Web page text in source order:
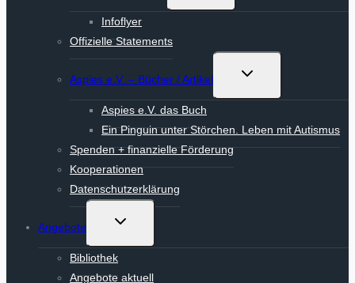
Infoflyer
Offizielle Statements
Aspies e.V. – Bücher / Artikel
Untermenü
Aspies e.V. das Buch
Ein Pinguin unter Störchen. Leben mit Autismus
Spenden + finanzielle Förderung
Kooperationen
Datenschutzerklärung
Angebote
Untermenü
Bibliothek
Angebote aktuell